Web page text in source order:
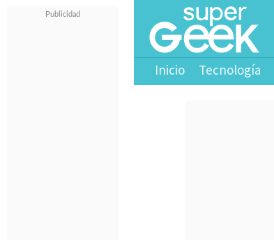
Inicio Tecnología